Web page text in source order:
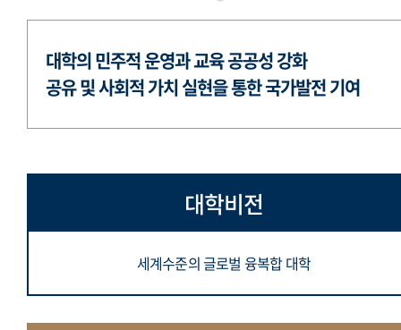
대학의 민주적 운영과 교육 공공성 강화
공유 및 사회적 가치 실현을 통한 국가발전 기여
대학비전
세계수준의 글로벌 융복합 대학